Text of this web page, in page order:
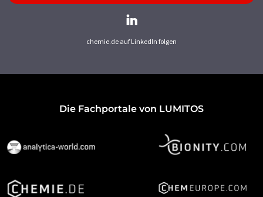
chemie.de auf LinkedIn folgen
Die Fachportale von LUMITOS